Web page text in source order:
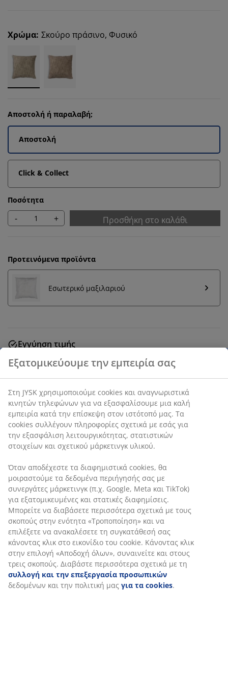
Χρώμα: Σκούρο πράσινο, Φυσικό
Αποστολή ή παραλαβή;
Αποστολή
Click & Collect
Ποσότητα
- + Προσθήκη στο καλάθι
Προτεινόμενα προϊόντα
Εσωτερικό μαξιλαριού
Εγγύηση τιμής
SKU: 6899429
Χαρακτηριστικά προϊόντος
Αξιολογήσεις
(0)
Αποστολή